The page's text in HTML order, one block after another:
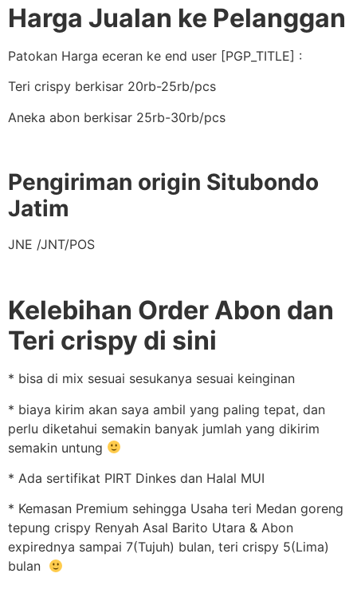
Harga Jualan ke Pelanggan
Patokan Harga eceran ke end user [PGP_TITLE] :
Teri crispy berkisar 20rb-25rb/pcs
Aneka abon berkisar 25rb-30rb/pcs
Pengiriman origin Situbondo
Jatim
JNE /JNT/POS
Kelebihan Order Abon dan
Teri crispy di sini
* bisa di mix sesuai sesukanya sesuai keinginan
* biaya kirim akan saya ambil yang paling tepat, dan
perlu diketahui semakin banyak jumlah yang dikirim
semakin untung
* Ada sertifikat PIRT Dinkes dan Halal MUI
* Kemasan Premium sehingga Usaha teri Medan goreng
tepung crispy Renyah Asal Barito Utara & Abon
expirednya sampai 7(Tujuh) bulan, teri crispy 5(Lima)
bulan